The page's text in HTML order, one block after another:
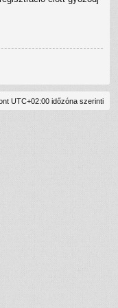
UTC+02:00 időzóna szerinti